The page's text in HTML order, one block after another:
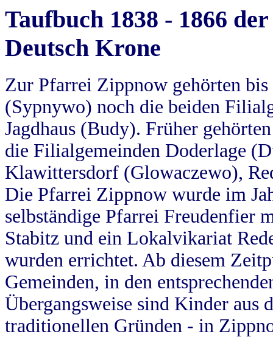
Taufbuch 1838 - 1866
Deutsch Krone
Zur Pfarrei Zippnow gehörten
(Sypnywo) noch die beiden
Jagdhaus (Budy). Früher
die Filialgemeinden Doderlage
Klawittersdorf (Glowaczewo),
Die Pfarrei Zippnow wurde im
selbständige Pfarrei Freudenfier
Stabitz und ein Lokalvikariat
wurden errichtet. Ab diesem
Gemeinden, in den
Übergangsweise sind Kinder aus
traditionellen Gründen - in